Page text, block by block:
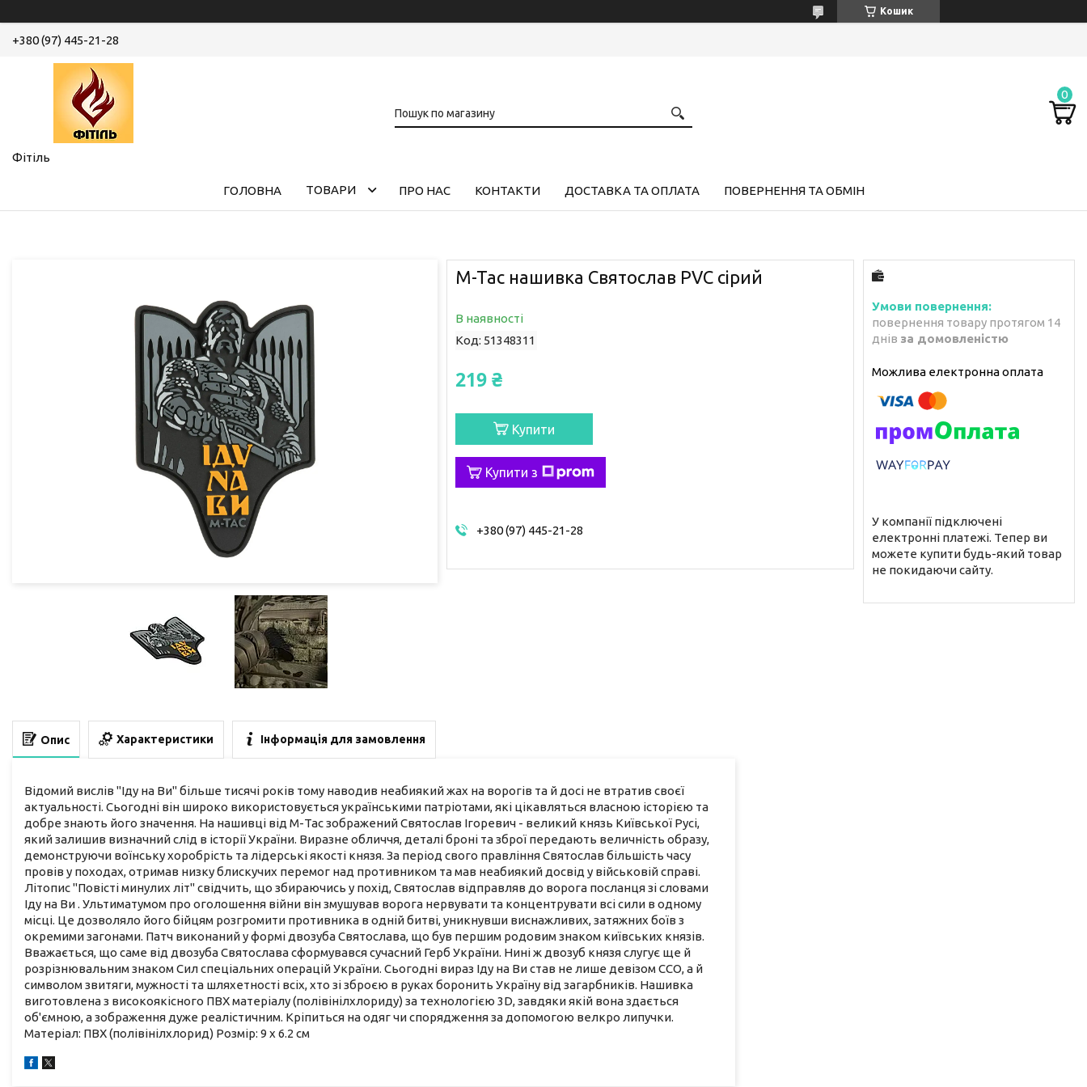
Кошик
+380 (97) 445-21-28
Фітіль
ГОЛОВНА ТОВАРИ ПРО НАС КОНТАКТИ ДОСТАВКА ТА ОПЛАТА ПОВЕРНЕННЯ ТА ОБМІН
M-Tac нашивка Святослав PVC сірий
В наявності
Код: 51348311
219 ₴
Купити
Купити з
+380 (97) 445-21-28
повернення товару протягом 14
днів за домовленістю
У компанії підключені
електронні платежі. Тепер ви
можете купити будь-який товар
не покидаючи сайту.
Опис Характеристики Інформація для замовлення
Відомий вислів "Іду на Ви" більше тисячі років тому наводив неабиякий жах на ворогів та й досі не втратив своєї
актуальності. Сьогодні він широко використовується українськими патріотами, які цікавляться власною історією та
добре знають його значення. На нашивці від М-Тас зображений Святослав Ігоревич - великий князь Київської Русі,
який залишив визначний слід в історії України. Виразне обличчя, деталі броні та зброї передають величність образу,
демонструючи воїнську хоробрість та лідерські якості князя. За період свого правління Святослав більшість часу
провів у походах, отримав низку блискучих перемог над противником та мав неабиякий досвід у військовій справі.
Літопис "Повісті минулих літ" свідчить, що збираючись у похід, Святослав відправляв до ворога посланця зі словами
Іду на Ви . Ультиматумом про оголошення війни він змушував ворога нервувати та концентрувати всі сили в одному
місці. Це дозволяло його бійцям розгромити противника в одній битві, уникнувши виснажливих, затяжних боїв з
окремими загонами. Патч виконаний у формі двозуба Святослава, що був першим родовим знаком київських князів.
Вважається, що саме від двозуба Святослава сформувався сучасний Герб України. Нині ж двозуб князя слугує ще й
розрізнювальним знаком Сил спеціальних операцій України. Сьогодні вираз Іду на Ви став не лише девізом ССО, а й
символом звитяги, мужності та шляхетності всіх, хто зі зброєю в руках боронить Україну від загарбників. Нашивка
виготовлена з високоякісного ПВХ матеріалу (полівінілхлориду) за технологією 3D, завдяки якій вона здається
об'ємною, а зображення дуже реалістичним. Кріпиться на одяг чи спорядження за допомогою велкро липучки.
Матеріал: ПВХ (полівінілхлорид) Розмір: 9 х 6.2 см